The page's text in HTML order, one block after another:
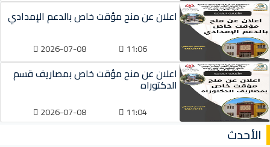
اعلان عن منح مؤقت خاص بالدعم الإمدادي
11:06
2026-07-08
اعلان عن منح مؤقت خاص بمصاريف قسم
الدكتوراه
11:04
2026-07-08
الأحدث